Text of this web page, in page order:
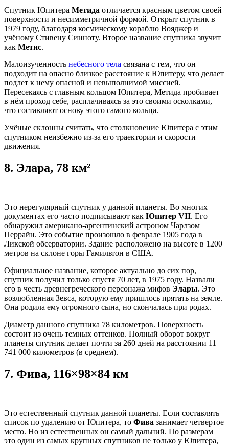
Спутник Юпитера Метида отличается красным цветом своей
поверхности и несимметричной формой. Открыт спутник в
1979 году, благодаря космическому кораблю Вояджер и
учёному Стивену Синноту. Второе название спутника звучит
как Метис.
Малоизученность небесного тела связана с тем, что он
подходит на опасно близкое расстояние к Юпитеру, что делает
подлет к нему опасной и невыполнимой миссией.
Пересекаясь с главным кольцом Юпитера, Метида пробивает
в нём проход себе, расплачиваясь за это своими осколками,
что составляют основу этого самого кольца.
Учёные склонны считать, что столкновение Юпитера с этим
спутником неизбежно из-за его траектории и скорости
движения.
8. Элара, 78 км²
Это нерегулярный спутник у данной планеты. Во многих
документах его часто подписывают как Юпитер VII. Его
обнаружил американо-аргентинский астроном Чарлзом
Перрайн. Это событие произошло в феврале 1905 года в
Ликской обсерватории. Здание расположено на высоте в 1200
метров на склоне горы Гамильтон в США.
Официальное название, которое актуально до сих пор,
спутник получил только спустя 70 лет, в 1975 году. Назвали
его в честь древнегреческого персонажа мифов Элары. Это
возлюбленная Зевса, которую ему пришлось прятать на земле.
Она родила ему огромного сына, но скончалась при родах.
Диаметр данного спутника 78 километров. Поверхность
состоит из очень темных оттенков. Полный оборот вокруг
планеты спутник делает почти за 260 дней на расстоянии 11
741 000 километров (в среднем).
7. Фива, 116×98×84 км
Это естественный спутник данной планеты. Если составлять
список по удалению от Юпитера, то Фива занимает четвертое
место. Но из естественных он самый дальний. По размерам
это один из самых крупных спутников не только у Юпитера,